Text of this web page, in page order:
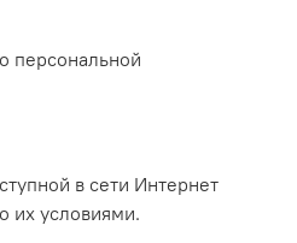
персональной
в сети Интернет
их условиями.